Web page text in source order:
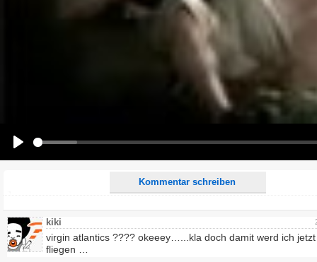
Kommentar schreiben
Alle HTML-Tags außer <br>, <strike> und <i> werden aus Deinem Kommentar entfernt.
URLs werden automatisch umgewandelt. Bitte verwende "www." oder "http://" in URLs
Ich möchte eine E-Mail, wenn auf dieser Seite weitere Kommentare erscheinen.
kiki
virgin atlantics ???? okeeey…...kla doch damit werd ich
fliegen …